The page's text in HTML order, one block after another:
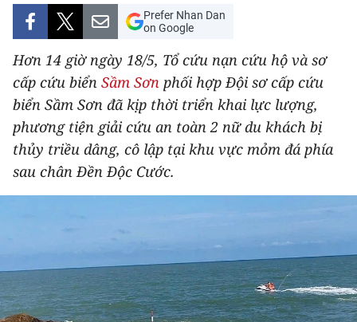
VĂN HÓA
XÃ HỘI
PHÁP LUẬT
DU LỊCH
THẾ GIỚI
Y TẾ
Prefer Nhan Dan
on Google
Hơn 14 giờ ngày 18/5, Tổ cứu nạn cứu hộ và sơ
cấp cứu biển Sầm Sơn phối hợp Đội sơ cấp cứu
biển Sầm Sơn đã kịp thời triển khai lực lượng,
phương tiện giải cứu an toàn 2 nữ du khách bị
thủy triều dâng, cô lập tại khu vực mỏm đá phía
sau chân Đền Độc Cước.